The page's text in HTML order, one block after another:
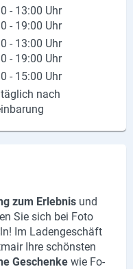
- 13:00 Uhr
- 19:00 Uhr
- 13:00 Uhr
- 19:00 Uhr
- 15:00 Uhr
nach
zum Er­leb­nis und
Sie sich bei Foto
Im La­den­ge­schäft
Ihre schöns­ten
Ge­schen­ke wie Fo­